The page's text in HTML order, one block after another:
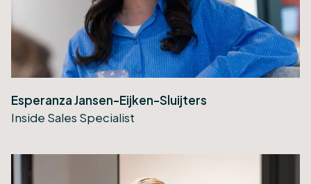
Esperanza Jansen-Eijken-Sluijters
Inside Sales Specialist